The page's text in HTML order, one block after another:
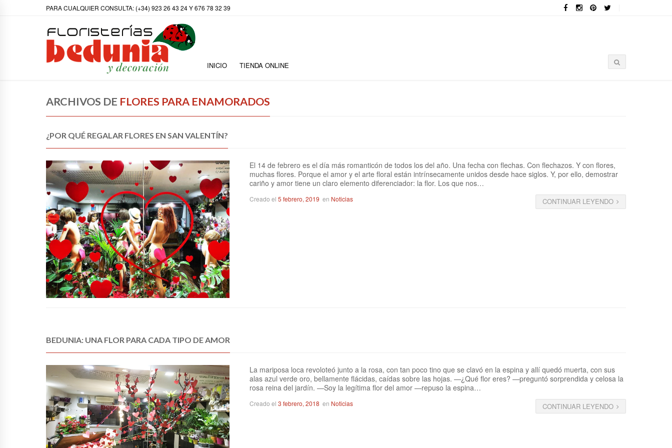
PARA CUALQUIER CONSULTA: (+34) 923 26 43 24 Y 676 78 32 39
INICIO TIENDA ONLINE
ARCHIVOS DE FLORES PARA ENAMORADOS
¿POR QUÉ REGALAR FLORES EN SAN VALENTÍN?
El 14 de febrero es el día más romanticón de todos los del año. Una fecha con flechas. Con flechazos. Y con flores,
muchas flores. Porque el amor y el arte floral están intrínsecamente unidos desde hace siglos. Y, por ello, demostrar
cariño y amor tiene un claro elemento diferenciador: la flor. Los que nos…
Creado el 5 febrero, 2019 en Noticias CONTINUAR LEYENDO
BEDUNIA: UNA FLOR PARA CADA TIPO DE AMOR
La mariposa loca revoloteó junto a la rosa, con tan poco tino que se clavó en la espina y allí quedó muerta, con sus
alas azul verde oro, bellamente flácidas, caídas sobre las hojas. —¿Qué flor eres? —preguntó sorprendida y celosa la
rosa reina del jardín. —Soy la legítima flor del amor —repuso la espina…
Creado el 3 febrero, 2018 en Noticias CONTINUAR LEYENDO